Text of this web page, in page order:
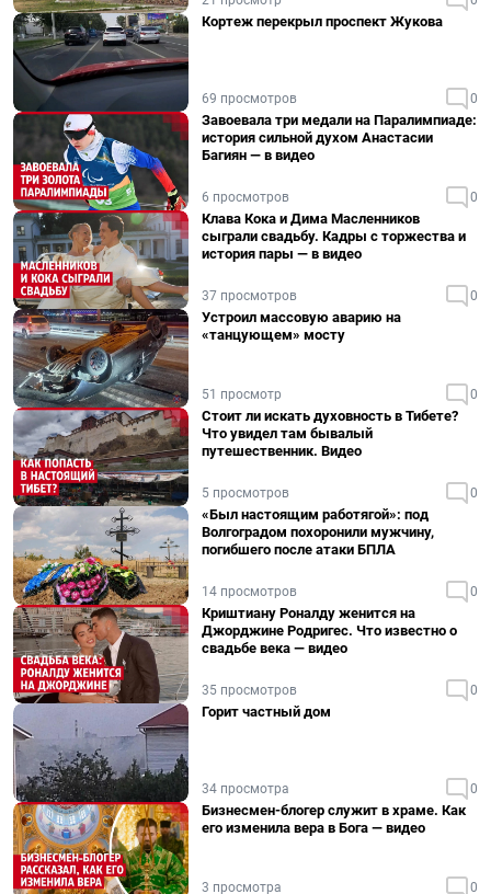
Кортеж перекрыл проспект Жукова
69 просмотров 0
Завоевала три медали на Паралимпиаде:
история сильной духом Анастасии
Багиян — в видео
6 просмотров 0
Клава Кока и Дима Масленников
сыграли свадьбу. Кадры с торжества и
история пары — в видео
37 просмотров 0
Устроил массовую аварию на
«танцующем» мосту
51 просмотр 0
Стоит ли искать духовность в Тибете?
Что увидел там бывалый
путешественник. Видео
5 просмотров 0
«Был настоящим работягой»: под
Волгоградом похоронили мужчину,
погибшего после атаки БПЛА
14 просмотров 0
Криштиану Роналду женится на
Джорджине Родригес. Что известно о
свадьбе века — видео
35 просмотров 0
Горит частный дом
34 просмотра 0
Бизнесмен-блогер служит в храме. Как
его изменила вера в Бога — видео
3 просмотра 0